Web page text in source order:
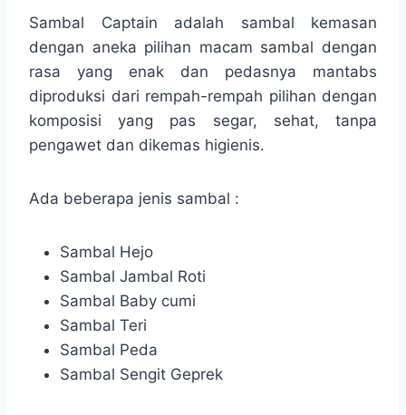
Sambal Captain adalah sambal kemasan
dengan aneka pilihan macam sambal dengan
rasa yang enak dan pedasnya mantabs
diproduksi dari rempah-rempah pilihan dengan
komposisi yang pas segar, sehat, tanpa
pengawet dan dikemas higienis.
Ada beberapa jenis sambal :
Sambal Hejo
Sambal Jambal Roti
Sambal Baby cumi
Sambal Teri
Sambal Peda
Sambal Sengit Geprek